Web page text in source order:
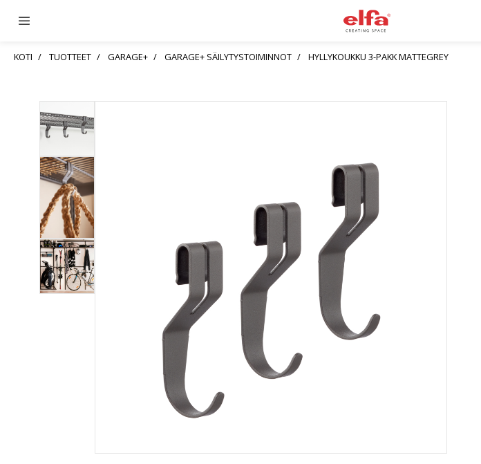
KOTI TUOTTEET GARAGE+ GARAGE+ SÄILYTYSTOIMINNOT HYLLYKOUKKU 3-PAKK MATTEGREY